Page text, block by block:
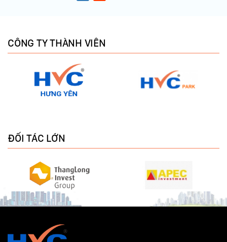
CÔNG TY THÀNH VIÊN
ĐỐI TÁC LỚN